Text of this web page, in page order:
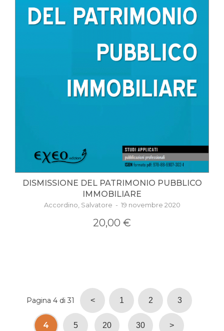
DISMISSIONE DEL PATRIMONIO PUBBLICO
IMMOBILIARE
Accordino, Salvatore - 19 novembre 2020
20,00 €
Pagina 4 di 31 < 1 2 3
4 5 20 30 >